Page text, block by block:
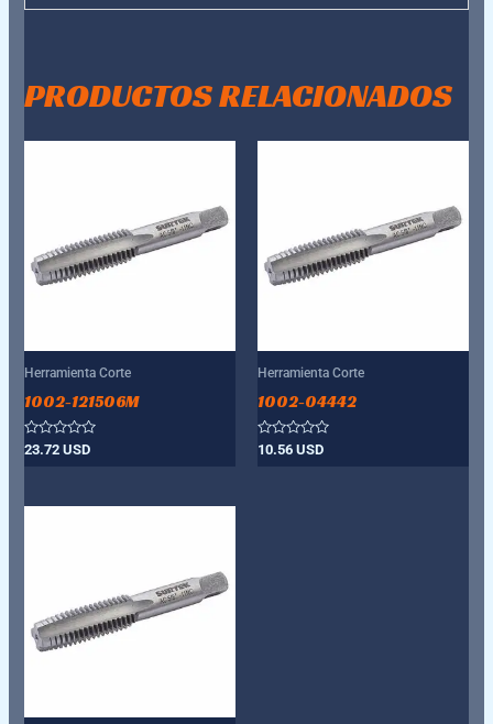
PRODUCTOS RELACIONADOS
Herramienta Corte
1002-121506M
Valorado
23.72USD
Herramienta Corte
1002-04442
Valorado
10.56 USD